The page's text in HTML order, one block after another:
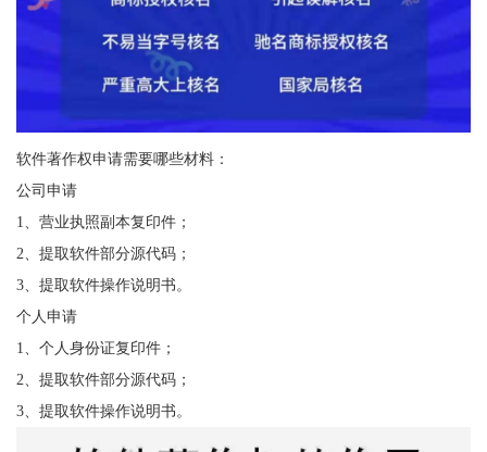
软件著作权申请需要哪些材料：
公司申请
1、营业执照副本复印件；
2、提取软件部分源代码；
3、提取软件操作说明书。
个人申请
1、个人身份证复印件；
2、提取软件部分源代码；
3、提取软件操作说明书。